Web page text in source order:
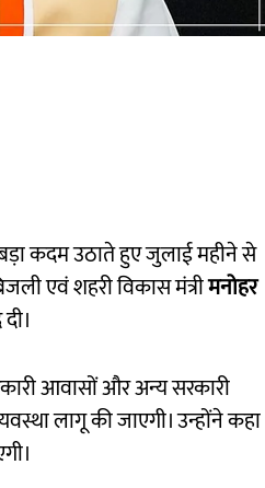
कदम उठाते हुए जुलाई महीने से
एवं शहरी विकास मंत्रीमनोहर
आवासों और अन्य सरकारी
लागू की जाएगी। उन्होंने कहा